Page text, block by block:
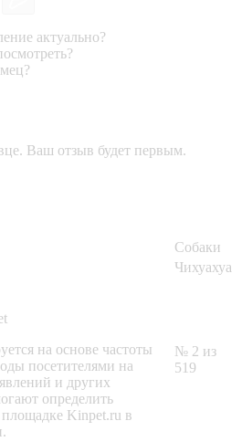
актуально?
Ваш отзыв будет первым.
Собаки
Чихуахуа
на основе частоты
посетителями на
и других
определить
Kinpet.ru в
№ 2 из
519